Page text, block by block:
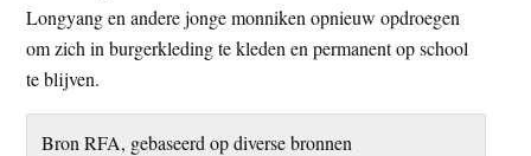
Longyang en andere jonge monniken opnieuw opdroegen
om zich in burgerkleding te kleden en permanent op school
te blijven.
Bron RFA, gebaseerd op diverse bronnen